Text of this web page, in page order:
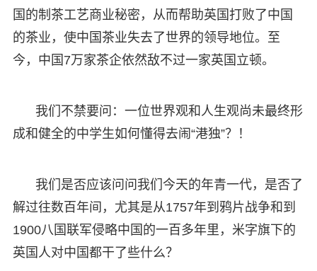
国的制茶工艺商业秘密，从而帮助英国打败了中国
的茶业，使中国茶业失去了世界的领导地位。至
今，中国7万家茶企依然敌不过一家英国立顿。
我们不禁要问：一位世界观和人生观尚未最终形
成和健全的中学生如何懂得去闹“港独”？！
我们是否应该问问我们今天的年青一代，是否了
解过往数百年间，尤其是从1757年到鸦片战争和到
1900八国联军侵略中国的一百多年里，米字旗下的
英国人对中国都干了些什么？